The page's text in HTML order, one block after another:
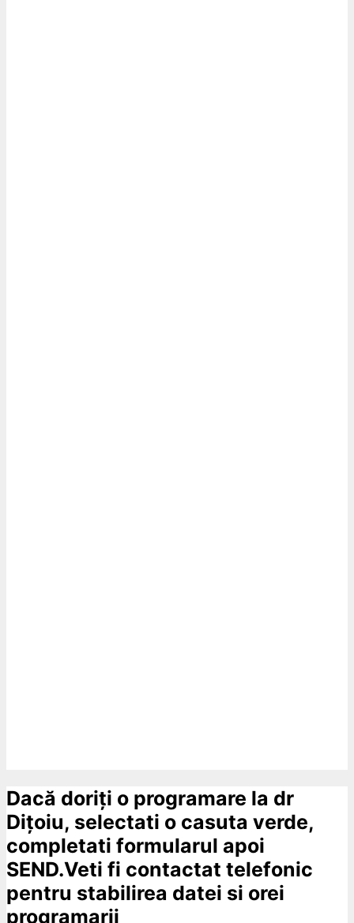
Dacă doriți o programare la dr
Dițoiu, selectati o casuta verde,
completati formularul apoi
SEND.Veti fi contactat telefonic
pentru stabilirea datei si orei
programarii